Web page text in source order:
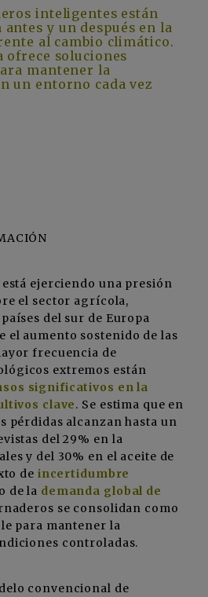
inteligentes están
y un después en la
al cambio climático.
ofrece soluciones
mantener la
un entorno cada vez
ejerciendo una presión
el sector agrícola,
del sur de Europa
el aumento sostenido de las
frecuencia de
extremos están
significativos en la
clave. Se estima que en
pérdidas alcanzan hasta un
del 29% en la
y del 30% en el aceite de
de incertidumbre
de la demanda global de
se consolidan como
para mantener la
controladas.
convencional de